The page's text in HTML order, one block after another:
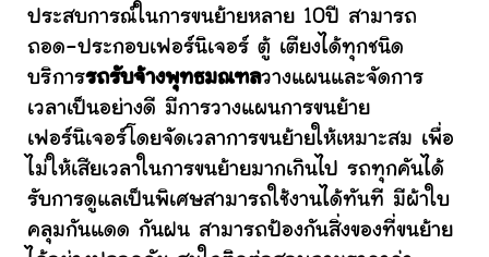
ประสบการณ์ในการขนย้ายหลาย 10ปี สามารถ
ถอด-ประกอบเฟอร์นิเจอร์ ตู้ เตียงได้ทุกชนิด
บริการรถรับจ้างพุทธมณฑลวางแผนและจัดการ
เวลาเป็นอย่างดี มีการวางแผนการขนย้าย
เฟอร์นิเจอร์โดยจัดเวลาการขนย้ายให้เหมาะสม เพื่อ
ไม่ให้เสียเวลาในการขนย้ายมากเกินไป รถทุกคันได้
รับการดูแลเป็นพิเศษสามารถใช้งานได้ทันที มีผ้าใบ
คลุมกันแดด กันฝน สามารถป้องกันสิ่งของที่ขนย้าย